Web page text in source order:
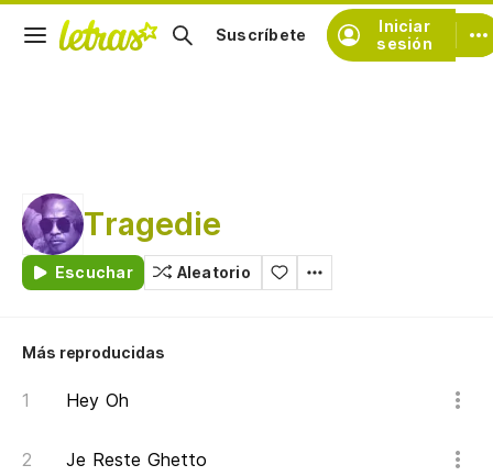
Iniciar
sesión
Suscríbete
Tragedie
Escuchar Aleatorio
Más reproducidas
Hey Oh
Je Reste Ghetto